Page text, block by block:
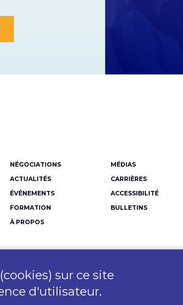
sur ce site
d'utilisateur.
Menu
Pied
de
page
NÉGOCIATIONS
ACTUALITÉS
ÉVÉNEMENTS
FORMATION
À PROPOS
MÉDIAS
CARRIÈRES
ACCESSIBILITÉ
BULLETINS